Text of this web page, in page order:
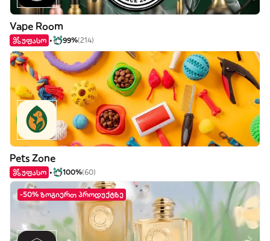
Vape Room
უფასო 99%(214)
Pets Zone
უფასო 100%(60)
-50% ზოგიერთ პროდუქტზე